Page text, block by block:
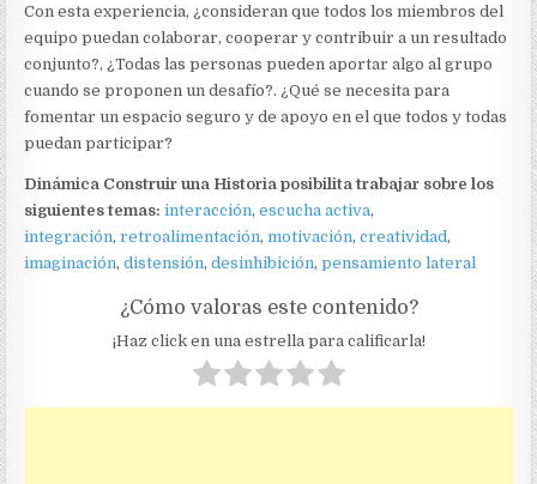
Con esta experiencia, ¿consideran que todos los miembros del
equipo puedan colaborar, cooperar y contribuir a un resultado
conjunto?, ¿Todas las personas pueden aportar algo al grupo
cuando se proponen un desafío?. ¿Qué se necesita para
fomentar un espacio seguro y de apoyo en el que todos y todas
puedan participar?
Dinámica Construir una Historia posibilita trabajar sobre los
siguientes temas:interacción,escucha activa,
integración,retroalimentación,motivación,creatividad,
imaginación, distensión,desinhibición,pensamiento lateral
¿Cómo valoras este contenido?
¡Haz click en una estrella para calificarla!